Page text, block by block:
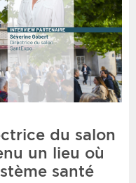
du salon
un lieu où
santé